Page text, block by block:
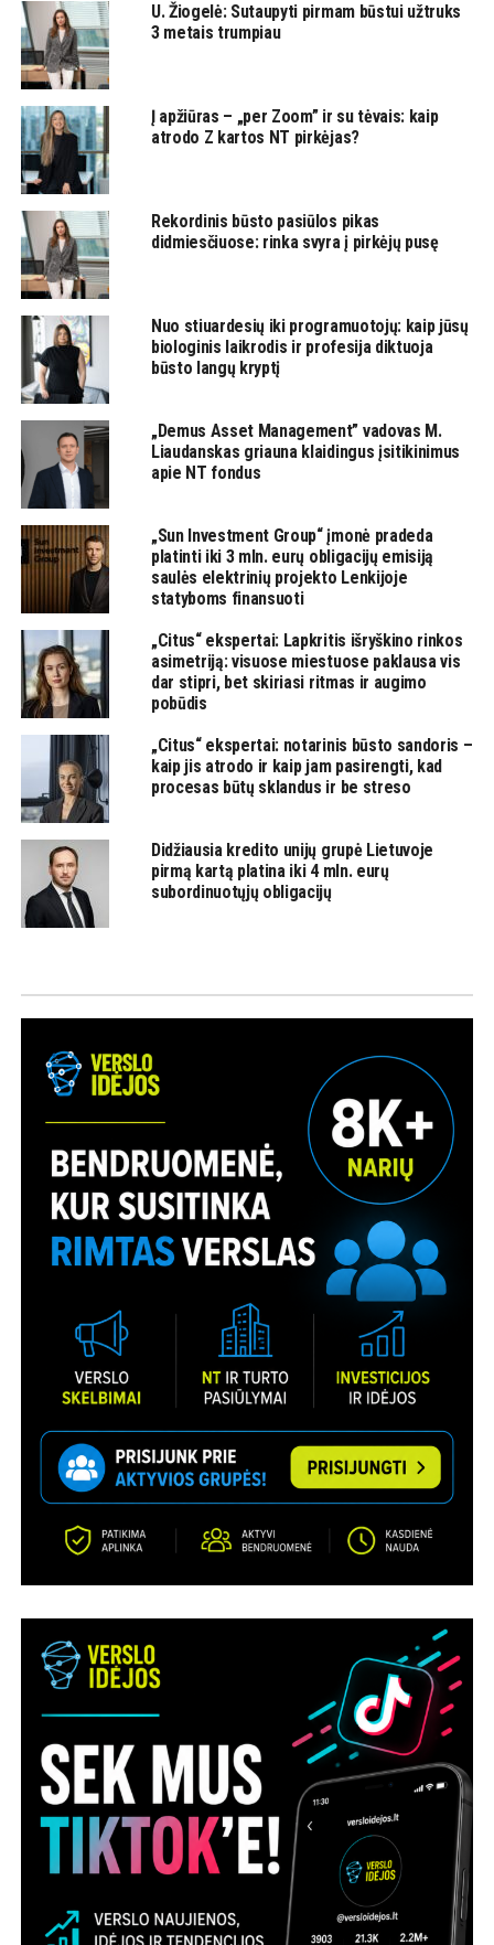
U. Žiogelė: Sutaupyti pirmam būstui užtruks
3 metais trumpiau
Į apžiūras – „per Zoom” ir su tėvais: kaip
atrodo Z kartos NT pirkėjas?
Rekordinis būsto pasiūlos pikas
didmiesčiuose: rinka svyra į pirkėjų pusę
Nuo stiuardesių iki programuotojų: kaip jūsų
biologinis laikrodis ir profesija diktuoja
būsto langų kryptį
„Demus Asset Management” vadovas M.
Liaudanskas griauna klaidingus įsitikinimus
apie NT fondus
„Sun Investment Group“ įmonė pradeda
platinti iki 3 mln. eurų obligacijų emisiją
saulės elektrinių projekto Lenkijoje
statyboms finansuoti
„Citus“ ekspertai: Lapkritis išryškino rinkos
asimetriją: visuose miestuose paklausa vis
dar stipri, bet skiriasi ritmas ir augimo
pobūdis
„Citus“ ekspertai: notarinis būsto sandoris –
kaip jis atrodo ir kaip jam pasirengti, kad
procesas būtų sklandus ir be streso
Didžiausia kredito unijų grupė Lietuvoje
pirmą kartą platina iki 4 mln. eurų
subordinuotųjų obligacijų